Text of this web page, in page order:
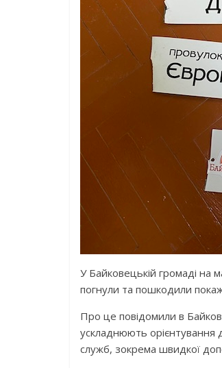
У Байковецькій громаді на
погнули та пошкодили
Про це повідомили в
ускладнюють орієнтування
служб, зокрема швидкої